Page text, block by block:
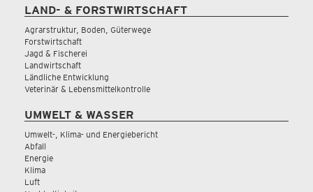
LAND- & FORSTWIRTSCHAFT
Agrarstruktur, Boden, Güterwege
Forstwirtschaft
Jagd & Fischerei
Landwirtschaft
Ländliche Entwicklung
Veterinär & Lebensmittelkontrolle
UMWELT & WASSER
Umwelt-, Klima- und Energiebericht
Abfall
Energie
Klima
Luft